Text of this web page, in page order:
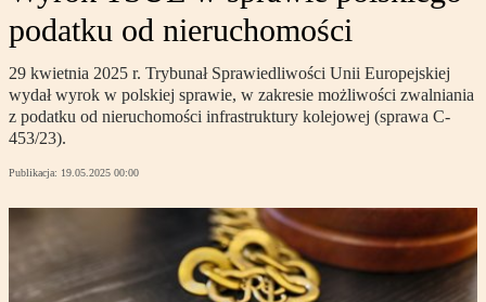
podatku od nieruchomości
29 kwietnia 2025 r. Trybunał Sprawiedliwości Unii Europejskiej
wydał wyrok w polskiej sprawie, w zakresie możliwości zwalniania
z podatku od nieruchomości infrastruktury kolejowej (sprawa C-
453/23).
Publikacja: 19.05.2025 00:00